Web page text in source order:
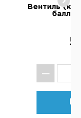
Вентиль